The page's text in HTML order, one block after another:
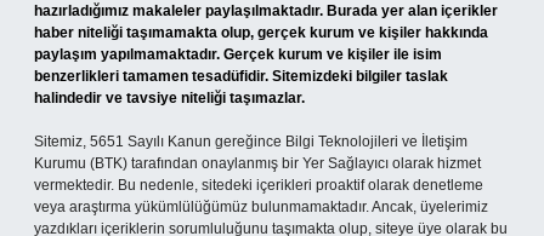
hazırladığımız makaleler paylaşılmaktadır. Burada yer alan içerikler
haber niteliği taşımamakta olup, gerçek kurum ve kişiler hakkında
paylaşım yapılmamaktadır. Gerçek kurum ve kişiler ile isim
benzerlikleri tamamen tesadüfidir. Sitemizdeki bilgiler taslak
halindedir ve tavsiye niteliği taşımazlar.
Sitemiz, 5651 Sayılı Kanun gereğince Bilgi Teknolojileri ve İletişim
Kurumu (BTK) tarafından onaylanmış bir Yer Sağlayıcı olarak hizmet
vermektedir. Bu nedenle, sitedeki içerikleri proaktif olarak denetleme
veya araştırma yükümlülüğümüz bulunmamaktadır. Ancak, üyelerimiz
yazdıkları içeriklerin sorumluluğunu taşımakta olup, siteye üye olarak bu